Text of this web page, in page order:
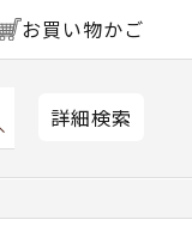
お買い物かご
詳細検索